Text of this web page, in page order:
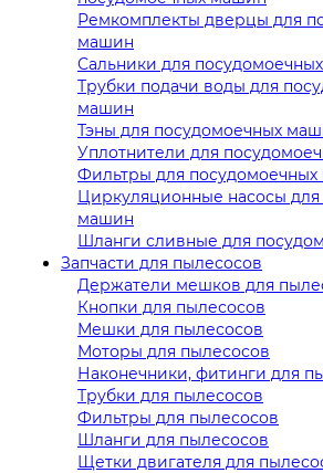
Ремкомплекты дверцы для
машин
Сальники для
Трубки подачи воды для
машин
Тэны для посудомоечных
Уплотнители для
Фильтры для
Циркуляционные насосы
машин
Шланги сливные для
Запчасти для пылесосов
Держатели мешков для
Кнопки для пылесосов
Мешки для пылесосов
Моторы для пылесосов
Наконечники, фитинги для
Трубки для пылесосов
Фильтры для пылесосов
Шланги для пылесосов
Щетки двигателя для